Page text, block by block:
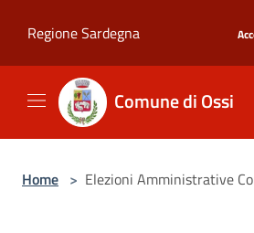
Regione Sardegna
Comune di Ossi
Home > Elezioni Amministrative